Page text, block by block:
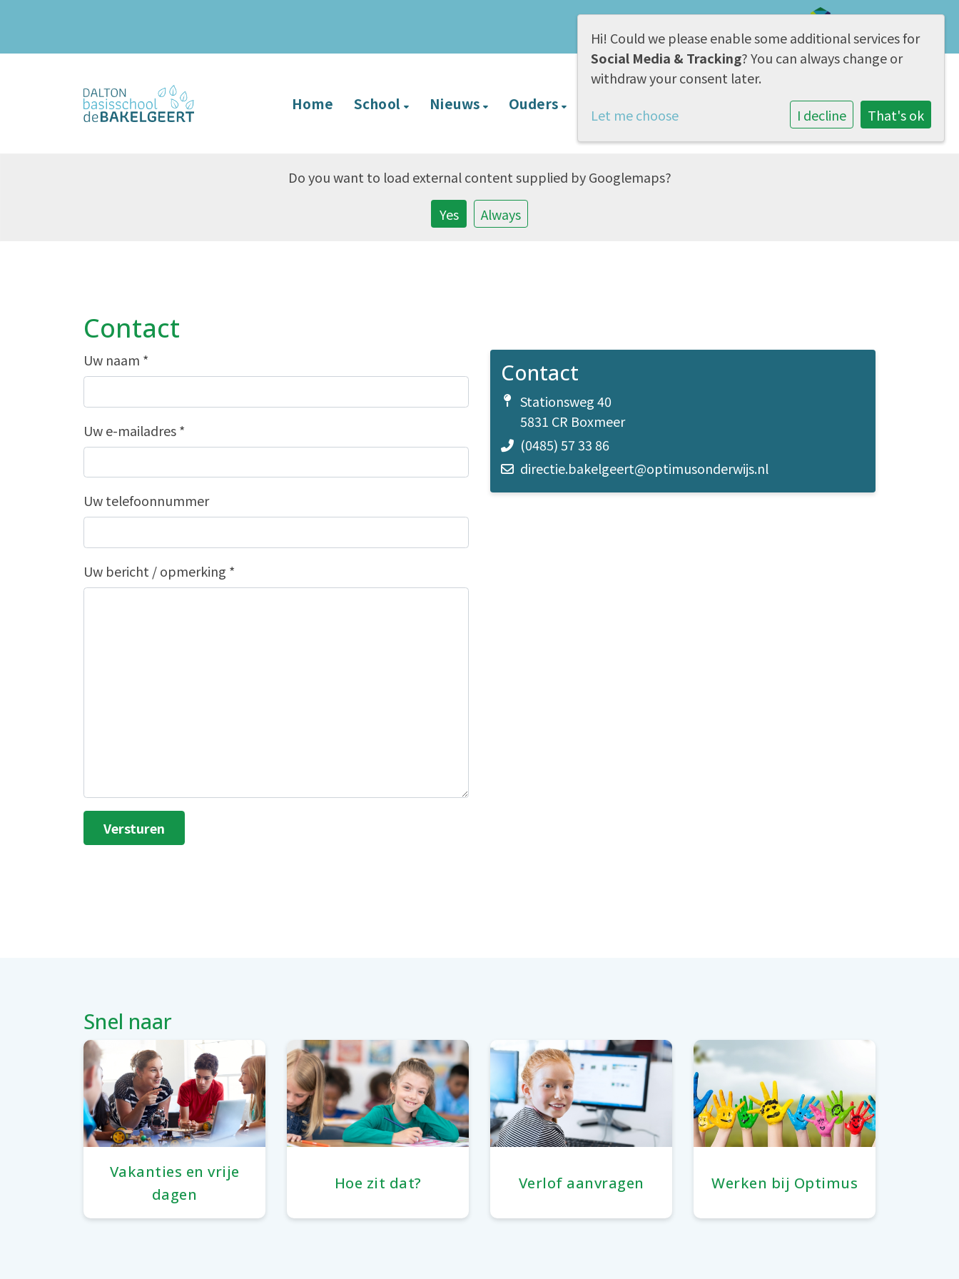
AVG & Privacy
Home School Nieuws Ouders Contact
Do you want to load external content supplied byGooglemaps?
Yes
Always
Contact
Uw naam *
Uw e-mailadres*
Uw telefoonnummer
Uw bericht / opmerking *
Versturen
Contact
Stationsweg 40
5831 CR Boxmeer
(0485) 57 33 86
directie.bakelgeert@optimusonderwijs.nl
Snel naar
Vakanties en vrije
dagen
Hoe zit dat? Verlof aanvragen Werken bij Optimus
Hi! Could we please enable some additional services for
Social Media & Tracking? You can always change or
withdraw your consent later.
Let me choose
I decline That's ok